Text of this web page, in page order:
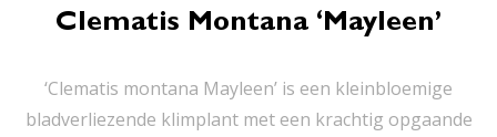
Clematis Montana ‘Mayleen’
‘Clematis montana Mayleen’ is een kleinbloemige
bladverliezende klimplant met een krachtig opgaande